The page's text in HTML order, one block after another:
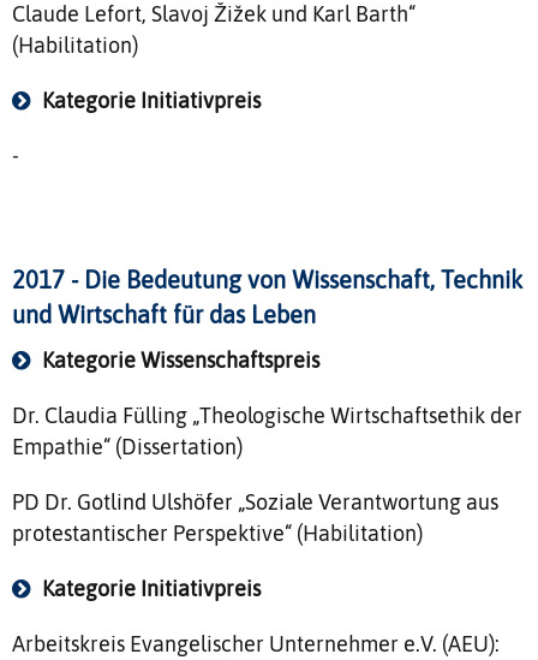
Claude Lefort, Slavoj Žižek und Karl Barth“
(Habilitation)
Kategorie Initiativpreis
-
2017 - Die Bedeutung von Wissenschaft, Technik
und Wirtschaft für das Leben
Kategorie Wissenschaftspreis
Dr. Claudia Fülling „Theologische Wirtschaftsethik der
Empathie“ (Dissertation)
PD Dr. Gotlind Ulshöfer „Soziale Verantwortung aus
protestantischer Perspektive“ (Habilitation)
Kategorie Initiativpreis
Arbeitskreis Evangelischer Unternehmer e.V. (AEU):